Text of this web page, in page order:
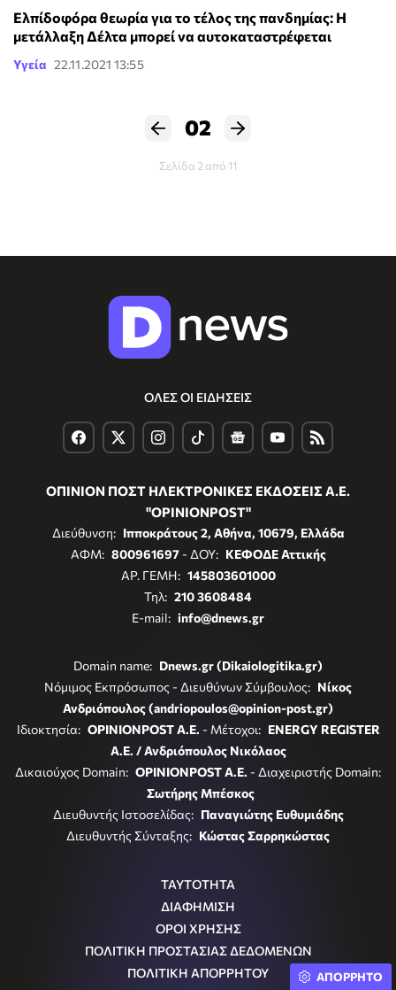
Ελπίδoφόρα θεωρία για το τέλος της πανδημίας: Η
μετάλλαξη Δέλτα μπορεί να αυτοκαταστρέφεται
Υγεία 22.11.2021 13:55
02
Σελίδα 2 από 11
ΟΛΕΣ ΟΙ ΕΙΔΗΣΕΙΣ
ΟΠΙΝΙΟΝ ΠΟΣΤ ΗΛΕΚΤΡΟΝΙΚΕΣ ΕΚΔΟΣΕΙΣ Α.Ε.
"OPINIONPOST"
Διεύθυνση: Ιπποκράτους 2, Αθήνα, 10679, Ελλάδα
ΑΦΜ: 800961697- ΔΟΥ: ΚΕΦΟΔΕ Αττικής
ΑΡ. ΓΕΜΗ: 145803601000
Τηλ: 210 3608484
E-mail: info@dnews.gr
Domain name: Dnews.gr (Dikaiologitika.gr)
Νόμιμος Εκπρόσωπος - Διευθύνων Σύμβουλος: Νίκος
Ανδριόπουλος (andriopoulos@opinion-post.gr)
Ιδιοκτησία: OPINIONPOST A.E. - Μέτοχοι: ENERGY REGISTER
Α.Ε. / Ανδριόπουλος Νικόλαος
Δικαιούχος Domain: OPINIONPOST A.E. - Διαχειριστής Domain:
Σωτήρης Μπέσκος
Διευθυντής Ιστοσελίδας: Παναγιώτης Ευθυμιάδης
Διευθυντής Σύνταξης: Κώστας Σαρρηκώστας
ΤΑΥΤΟΤΗΤΑ
ΔΙΑΦΗΜΙΣΗ
ΟΡΟΙ ΧΡΗΣΗΣ
ΠΟΛΙΤΙΚΗ ΠΡΟΣΤΑΣΙΑΣ ΔΕΔΟΜΕΝΩΝ
ΠΟΛΙΤΙΚΗ ΑΠΟΡΡΗΤΟΥ
ΑΠΟΡΡΗΤΟ